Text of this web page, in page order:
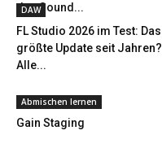
den Sound...
DAW
FL Studio 2026 im Test: Das
größte Update seit Jahren?
Alle...
Abmischen lernen
Gain Staging